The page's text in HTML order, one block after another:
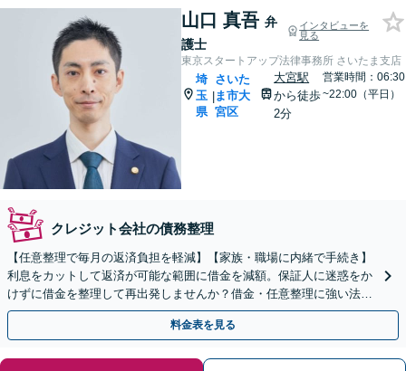
山口 真吾 弁
護士
インタビューを
見る
東京スタートアップ法律事務所 さいたま支店
埼
玉
県
|
さいた
ま市大
宮区
大宮駅
から徒歩
2分
営業時間：06:30
~22:00（平日）
クレジット会社の債務整理
【任意整理で毎月の返済負担を軽減】【家族・職場に内緒で手続き】
利息をカットして返済が可能な範囲に借金を減額。保証人に迷惑をか
けずに借金を整理して再出発しませんか？借金・任意整理に強い法律
事務所【実績5,000件以上】【財産を残して借金整理】
料金表を見る